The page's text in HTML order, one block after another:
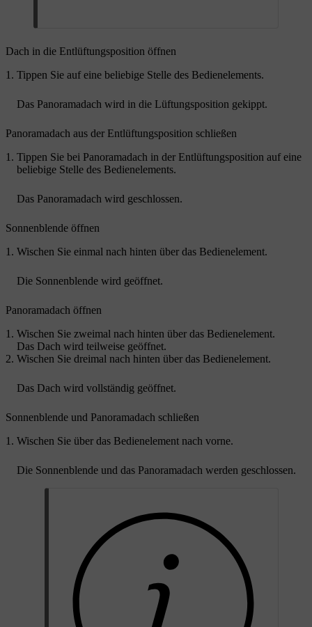
Dach in die Entlüftungsposition öffnen
Tippen Sie auf eine beliebige Stelle des Bedienelements.
Das Panoramadach wird in die Lüftungsposition gekippt.
Panoramadach aus der Entlüftungsposition schließen
Tippen Sie bei Panoramadach in der Entlüftungsposition auf eine
beliebige Stelle des Bedienelements.
Das Panoramadach wird geschlossen.
Sonnenblende öffnen
Wischen Sie einmal nach hinten über das Bedienelement.
Die Sonnenblende wird geöffnet.
Panoramadach öffnen
Wischen Sie zweimal nach hinten über das Bedienelement.
Das Dach wird teilweise geöffnet.
Wischen Sie dreimal nach hinten über das Bedienelement.
Das Dach wird vollständig geöffnet.
Sonnenblende und Panoramadach schließen
Wischen Sie über das Bedienelement nach vorne.
Die Sonnenblende und das Panoramadach werden geschlossen.